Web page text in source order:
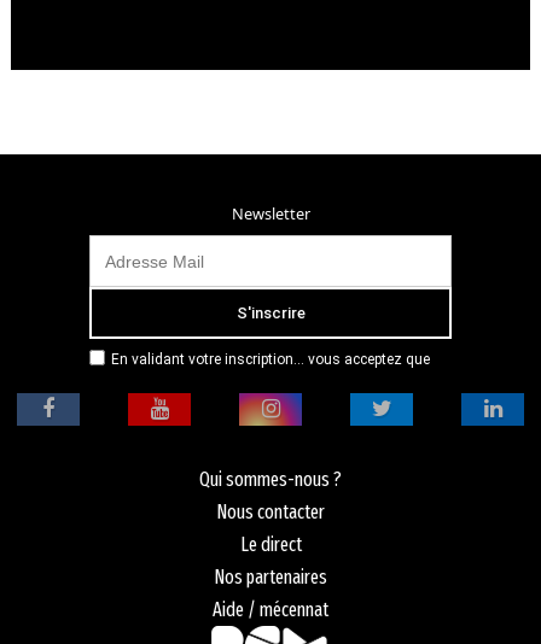
Newsletter
En validant votre inscription... vous acceptez que
adresse email dans le but de vous envoyer
mensuellement sa lettre d’informations. Pour plus
politique de confidentialité.
Qui sommes-nous ?
Nous contacter
Le direct
Nos partenaires
Aide / mécennat